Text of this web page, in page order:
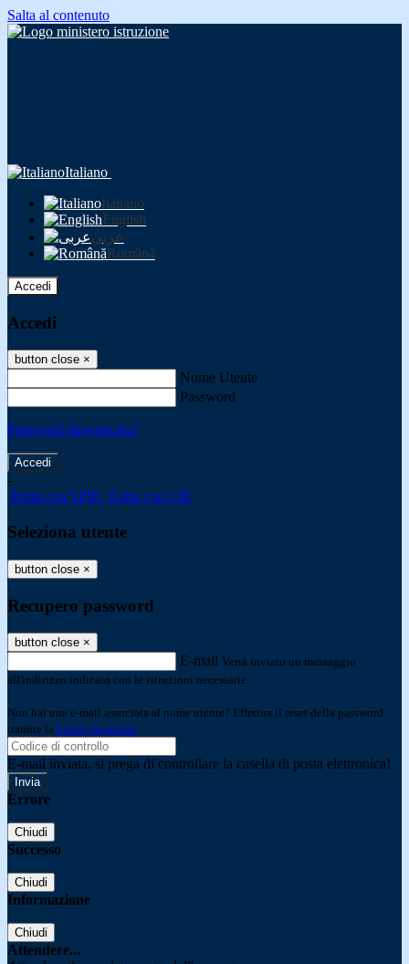
Salta al contenuto
Italiano
Italiano
English
عربى
Română
Accedi
Accedi
button close ×
Nome Utente
Password
Password dimenticata?
-
Entra con SPID Entra con CIE
Seleziona utente
button close ×
Recupero password
button close ×
E-mail Verrà inviato un messaggio
all'indirizzo indicato con le istruzioni necessarie.
Non hai una e-mail associata al nome utente? Effettua il reset della password
tramite la Login Spaggiari
E-mail inviata, si prega di controllare la casella di posta elettronica!
Errore
Chiudi
Successo
Chiudi
Informazione
Chiudi
Attendere...